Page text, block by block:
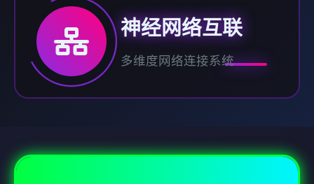
神经网络互联
多维度网络连接系统